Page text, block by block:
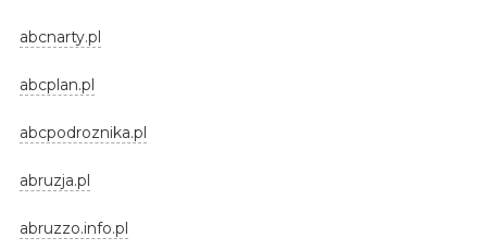
abcnarty.pl
abcplan.pl
abcpodroznika.pl
abruzja.pl
abruzzo.info.pl